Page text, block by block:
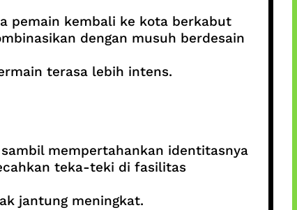
pemain kembali ke kota berkabut
dengan musuh berdesain
terasa lebih intens.
mempertahankan identitasnya
teka-teki di fasilitas
jantung meningkat.